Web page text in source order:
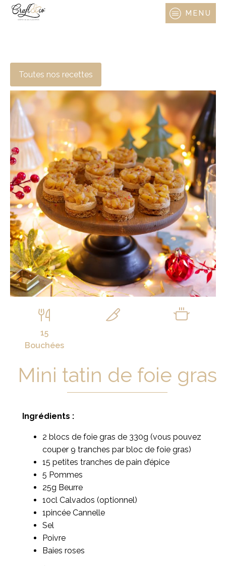
MENU
Toutes nos recettes
15
Bouchées
Mini tatin de foie gras
Ingrédients :
2 blocs de foie gras de 330g (vous pouvez
couper 9 tranches par bloc de foie gras)
15 petites tranches de pain d’épice
5 Pommes
25g Beurre
10cl Calvados (optionnel)
1pincée Cannelle
Sel
Poivre
Baies roses